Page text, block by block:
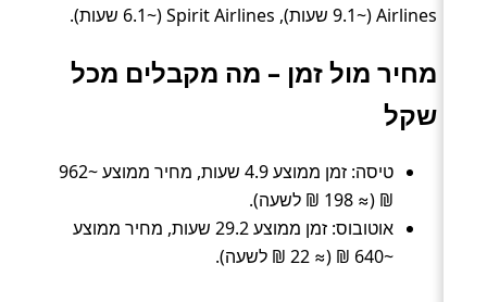
Airlines (~9.1 שעות), Spirit Airlines (~6.1 שעות).
מחיר מול זמן – מה מקבלים מכל
שקל
טיסה: זמן ממוצע 4.9 שעות, מחיר ממוצע ~962
₪ (≈ 198 ₪ לשעה).
אוטובוס: זמן ממוצע 29.2 שעות, מחיר ממוצע
~640 ₪ (≈ 22 ₪ לשעה).